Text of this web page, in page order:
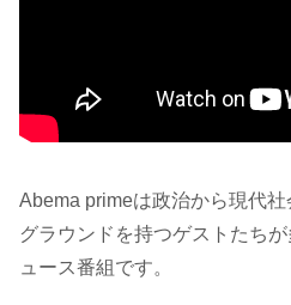
Abema primeは政治から現代
グラウンドを持つゲストたち
ュース番組です。